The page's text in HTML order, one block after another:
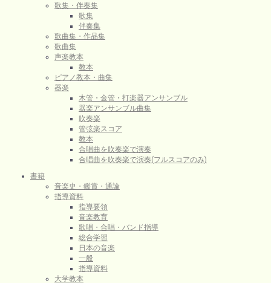
歌集・伴奏集
歌集
伴奏集
歌曲集・作品集
歌曲集
声楽教本
教本
ピアノ教本・曲集
器楽
木管・金管・打楽器アンサンブル
器楽アンサンブル曲集
吹奏楽
管弦楽スコア
教本
合唱曲を吹奏楽で演奏
合唱曲を吹奏楽で演奏(フルスコアのみ)
書籍
音楽史・鑑賞・通論
指導資料
指導要領
音楽教育
歌唱・合唱・バンド指導
総合学習
日本の音楽
一般
指導資料
大学教本